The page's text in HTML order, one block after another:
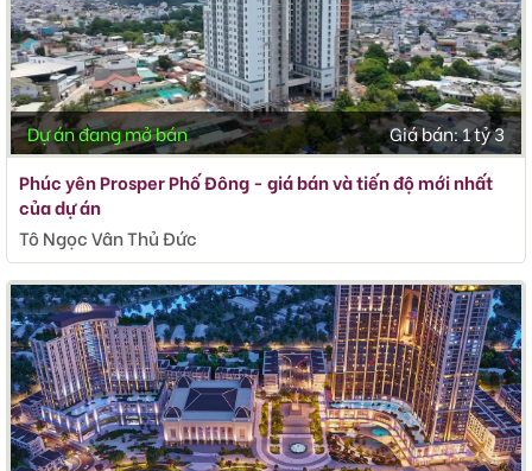
Dự án đang mở bán Giá bán:1 tỷ 3
Phúc yên Prosper Phố Đông - giá bán và tiến độ mới nhất
của dự án
Tô Ngọc Vân Thủ Đức